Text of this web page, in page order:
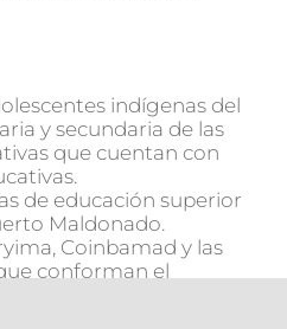
indígenas del
y secundaria de las
que cuentan con
de educación superior
Maldonado.
Coinbamad y las
conforman el